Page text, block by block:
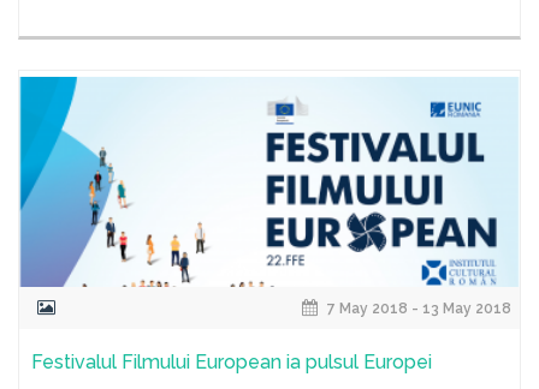
7 May 2018 - 13 May 2018
Festivalul Filmului European ia pulsul Europei